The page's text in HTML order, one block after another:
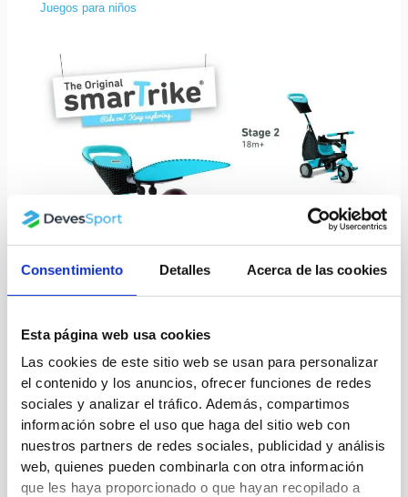
Consentimiento Detalles Acerca de las cookies
Esta página web usa cookies
Las cookies de este sitio web se usan para personalizar
el contenido y los anuncios, ofrecer funciones de redes
sociales y analizar el tráfico. Además, compartimos
información sobre el uso que haga del sitio web con
nuestros partners de redes sociales, publicidad y análisis
web, quienes pueden combinarla con otra información
que les haya proporcionado o que hayan recopilado a
Juegos para niños
Triciclos smartrike
Juegos para niños